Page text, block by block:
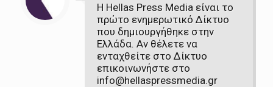
Η Hellas Press Media είναι το
πρώτο ενημερωτικό Δίκτυο
που δημιουργήθηκε στην
Ελλάδα. Αν θέλετε να
ενταχθείτε στο Δίκτυο
επικοινωνήστε στο
info@hellaspressmedia.gr